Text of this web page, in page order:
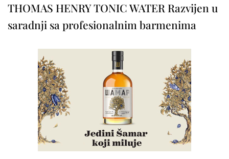
THOMAS HENRY TONIC WATER Razvijen u
saradnji sa profesionalnim barmenima